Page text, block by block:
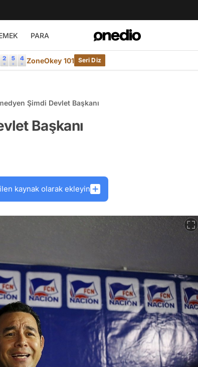
PARA
ZoneOkey 101 Seri Diz
Şimdi Devlet Başkanı
Başkanı
kaynak olarak ekleyin